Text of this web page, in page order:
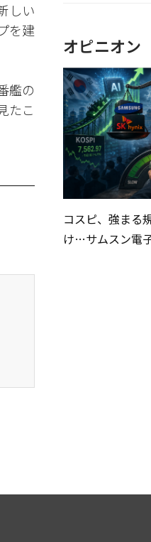
しい
を建
艦の
たこ
オピニオン
コスピ、強まる
け…サムスン電